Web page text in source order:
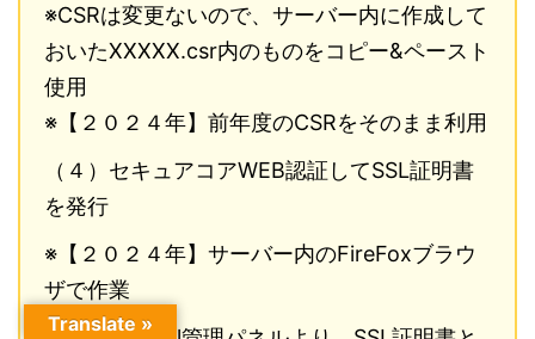
※CSRは変更ないので、サーバー内に作成して
おいたXXXXX.csr内のものをコピー&ペースト
使用
※【２０２４年】前年度のCSRをそのまま利用
（４）セキュアコアWEB認証してSSL証明書
を発行
※【２０２４年】サーバー内のFireFoxブラウ
ザで作業
Translate »